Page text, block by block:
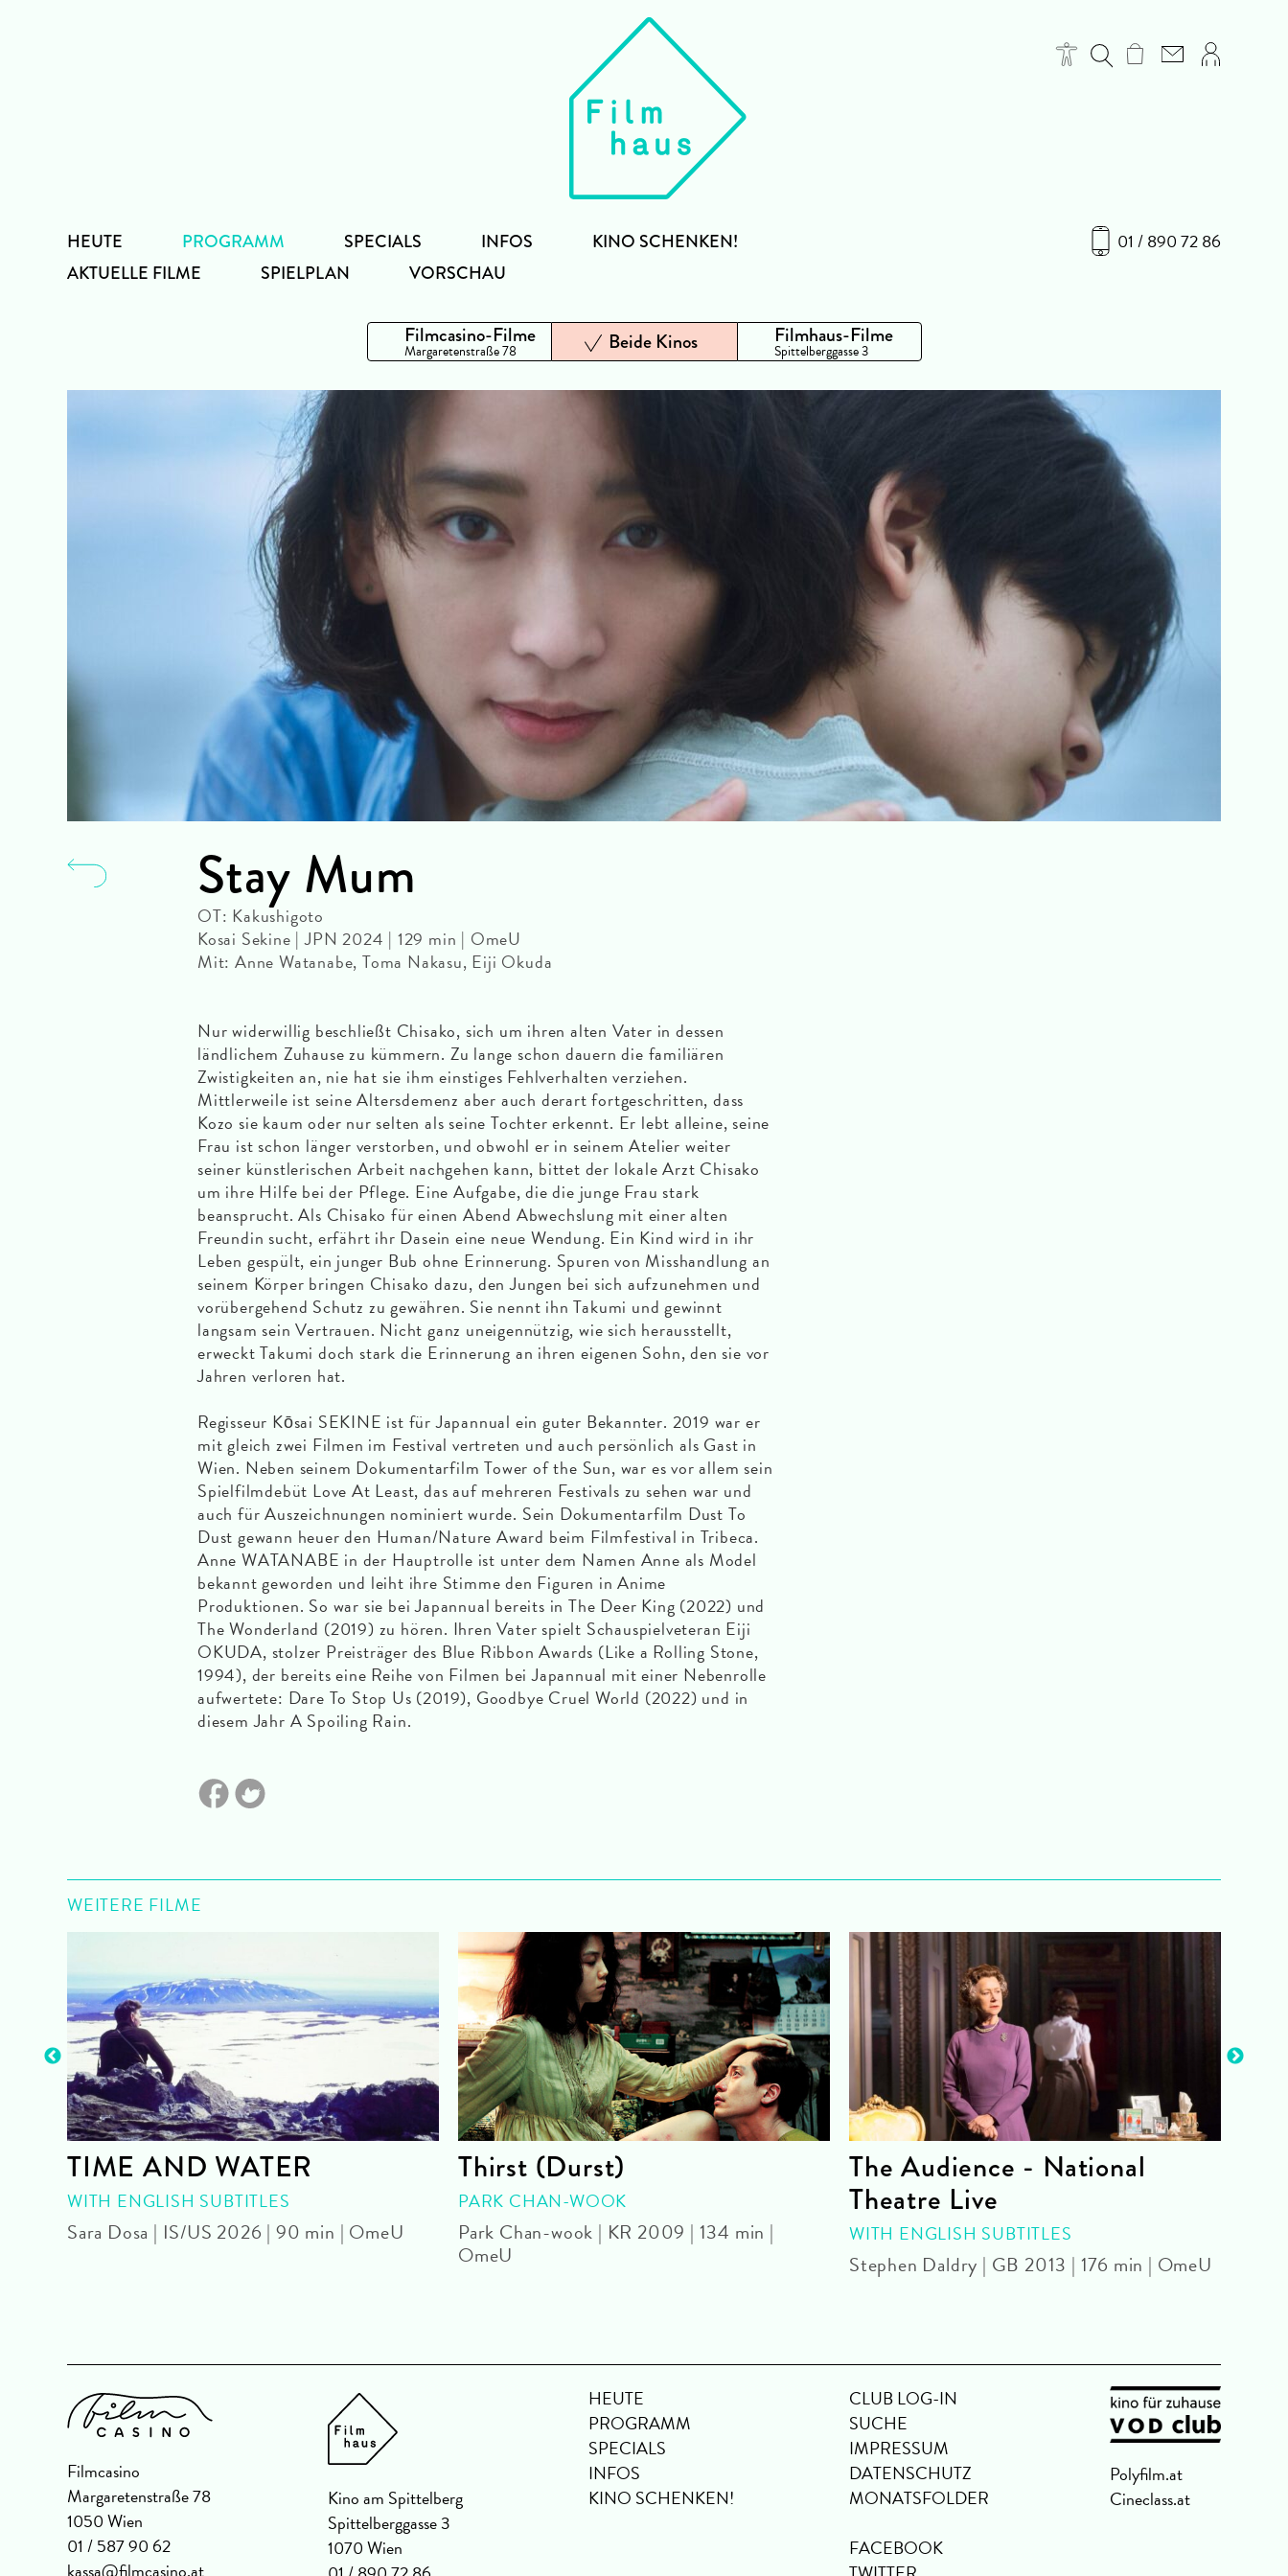
01 / 890 72 86
HEUTE
PROGRAMM
AKTUELLE FILME
SPIELPLAN VORSCHAU
SPECIALS INFOS KINO SCHENKEN!
Filmcasino-Filme
Margaretenstraße 78 Beide Kinos Filmhaus-Filme
Spittelberggasse 3
Stay Mum
OT: Kakushigoto
Kosai Sekine | JPN 2024 | 129 min | OmeU
Mit: Anne Watanabe, Toma Nakasu, Eiji Okuda
Nur widerwillig beschließt Chisako, sich um ihren alten Vater in dessen
ländlichem Zuhause zu kümmern. Zu lange schon dauern die familiären
Zwistigkeiten an, nie hat sie ihm einstiges Fehlverhalten verziehen.
Mittlerweile ist seine Altersdemenz aber auch derart fortgeschritten, dass
Kozo sie kaum oder nur selten als seine Tochter erkennt. Er lebt alleine, seine
Frau ist schon länger verstorben, und obwohl er in seinem Atelier weiter
seiner künstlerischen Arbeit nachgehen kann, bittet der lokale Arzt Chisako
um ihre Hilfe bei der Pflege. Eine Aufgabe, die die junge Frau stark
beansprucht. Als Chisako für einen Abend Abwechslung mit einer alten
Freundin sucht, erfährt ihr Dasein eine neue Wendung. Ein Kind wird in ihr
Leben gespült, ein junger Bub ohne Erinnerung. Spuren von Misshandlung an
seinem Körper bringen Chisako dazu, den Jungen bei sich aufzunehmen und
vorübergehend Schutz zu gewähren. Sie nennt ihn Takumi und gewinnt
langsam sein Vertrauen. Nicht ganz uneigennützig, wie sich herausstellt,
erweckt Takumi doch stark die Erinnerung an ihren eigenen Sohn, den sie vor
Jahren verloren hat.
Regisseur Kōsai SEKINE ist für Japannual ein guter Bekannter. 2019 war er
mit gleich zwei Filmen im Festival vertreten und auch persönlich als Gast in
Wien. Neben seinem Dokumentarfilm Tower of the Sun, war es vor allem sein
Spielfilmdebüt Love At Least, das auf mehreren Festivals zu sehen war und
auch für Auszeichnungen nominiert wurde. Sein Dokumentarfilm Dust To
Dust gewann heuer den Human/Nature Award beim Filmfestival in Tribeca.
Anne WATANABE in der Hauptrolle ist unter dem Namen Anne als Model
bekannt geworden und leiht ihre Stimme den Figuren in Anime
Produktionen. So war sie bei Japannual bereits in The Deer King (2022) und
The Wonderland (2019) zu hören. Ihren Vater spielt Schauspielveteran Eiji
OKUDA, stolzer Preisträger des Blue Ribbon Awards (Like a Rolling Stone,
1994), der bereits eine Reihe von Filmen bei Japannual mit einer Nebenrolle
aufwertete: Dare To Stop Us (2019), Goodbye Cruel World (2022) und in
diesem Jahr A Spoiling Rain.
WEITERE FILME
TIME AND WATER
WITH ENGLISH SUBTITLES
Sara Dosa | IS/US 2026 | 90 min | OmeU
Thirst (Durst)
PARK CHAN-WOOK
Park Chan-wook | KR 2009 | 134 min |
OmeU
The Audience - National
Theatre Live
WITH ENGLISH SUBTITLES
Stephen Daldry | GB 2013 | 176 min | OmeU
Filmcasino
Margaretenstraße 78
1050 Wien
01 / 587 90 62
Kino am Spittelberg
Spittelberggasse 3
1070 Wien
HEUTE
PROGRAMM
SPECIALS
INFOS
KINO SCHENKEN!
CLUB LOG-IN
SUCHE
IMPRESSUM
DATENSCHUTZ
MONATSFOLDER
FACEBOOK
Polyfilm.at
Cineclass.at